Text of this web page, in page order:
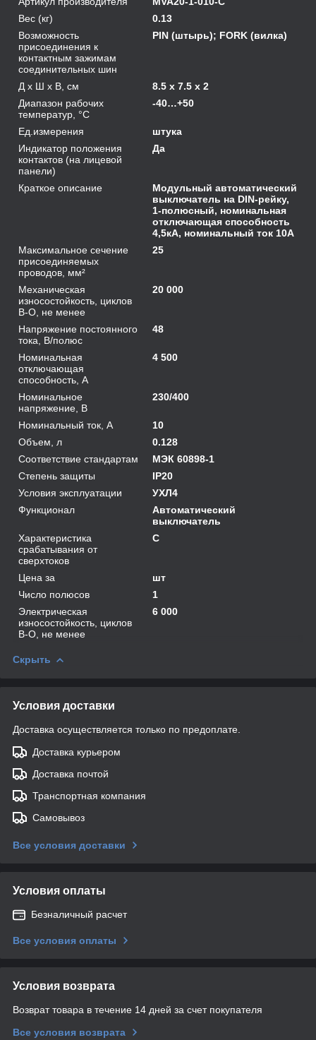
Вес (кг)
0.13
Возможность
присоединения к
контактным зажимам
соединительных шин
PIN (штырь); FORK (вилка)
Д х Ш х В, см
8.5 x 7.5 x 2
Диапазон рабочих
температур, °С
-40…+50
Ед.измерения
штука
Индикатор положения
контактов (на лицевой
панели)
Да
Краткое описание
Модульный автоматический
выключатель на DIN-рейку,
1-полюсный, номинальная
отключающая способность
4,5кА, номинальный ток 10А
Максимальное сечение
присоединяемых
проводов, мм²
25
Механическая
износостойкость, циклов
В-О, не менее
20 000
Напряжение постоянного
тока, В/полюс
48
Номинальная
отключающая
способность, А
4 500
Номинальное
напряжение, В
230/400
Номинальный ток, А
10
Объем, л
0.128
Соответствие стандартам
МЭК 60898-1
Степень защиты
IP20
Условия эксплуатации
УХЛ4
Функционал
Автоматический
выключатель
Характеристика
срабатывания от
сверхтоков
C
Цена за
шт
Число полюсов
1
Электрическая
износостойкость, циклов
В-О, не менее
6 000
Скрыть
Условия доставки
Доставка осуществляется только по предоплате.
Доставка курьером
Доставка почтой
Транспортная компания
Самовывоз
Все условия доставки
Условия оплаты
Безналичный расчет
Все условия оплаты
Условия возврата
Возврат товара в течение 14 дней за счет покупателя
Все условия возврата